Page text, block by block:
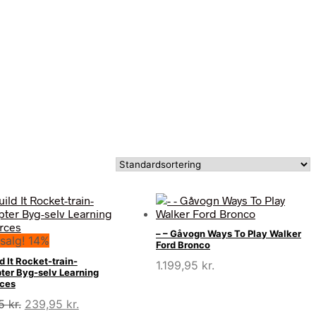
14%
It Rocket-train-
Byg-selv Learning
kr. Den
239,95 kr.
– – Gåvogn Ways To Play Walker
Ford Bronco
1.199,95 kr.